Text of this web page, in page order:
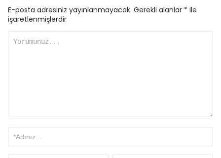
E-posta adresiniz yayınlanmayacak. Gerekli alanlar * ile
işaretlenmişlerdir